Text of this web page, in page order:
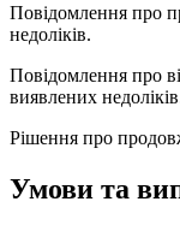
Повідомлення про
недоліків.
Повідомлення про
виявлених
Рішення про
Умови та